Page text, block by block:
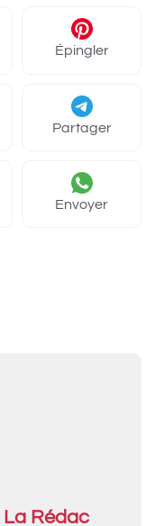
Épingler
Partager
Envoyer
La Rédac